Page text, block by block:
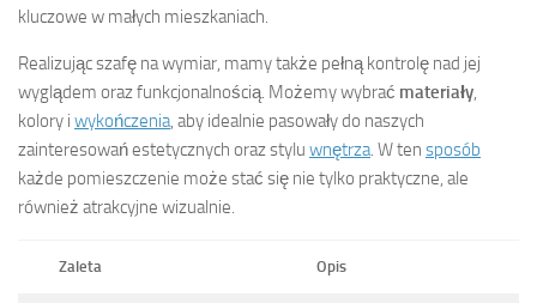
kluczowe w małych mieszkaniach.
Realizując szafę na wymiar, mamy także pełną kontrolę nad jej
wyglądem oraz funkcjonalnością. Możemy wybrać materiały,
kolory i wykończenia, aby idealnie pasowały do naszych
zainteresowań estetycznych oraz stylu wnętrza. W ten sposób
każde pomieszczenie może stać się nie tylko praktyczne, ale
również atrakcyjne wizualnie.
Zaleta Opis